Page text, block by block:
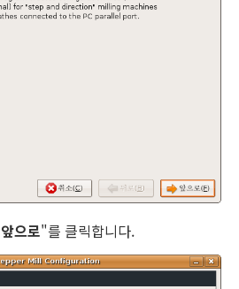
앞으로"를 클릭합니다.